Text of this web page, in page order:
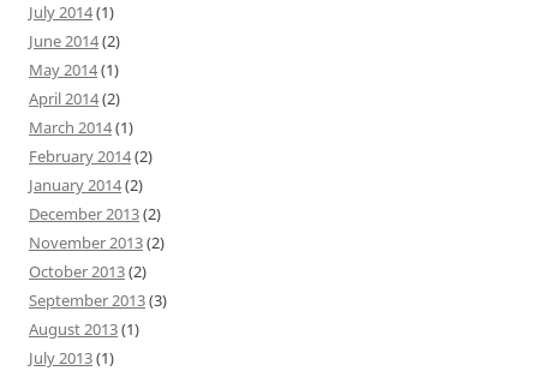
July 2014(1)
June 2014(2)
May 2014(1)
April 2014(2)
March 2014(1)
February 2014(2)
January 2014(2)
December 2013(2)
November 2013(2)
October 2013(2)
September 2013(3)
August 2013(1)
July 2013(1)